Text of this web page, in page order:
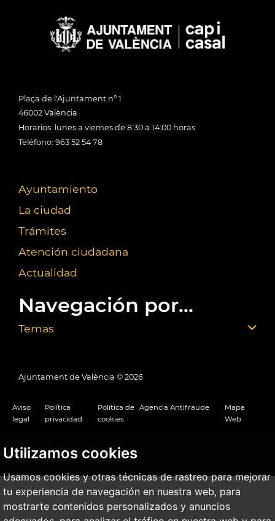
Utilizamos cookies
Usamos cookies y otras técnicas de rastreo para mejorar
tu experiencia de navegación en nuestra web, para
mostrarte contenidos personalizados y anuncios
Plaça de l'Ajuntament nº 1
46002 València
Horarios: lunes a viernes de 8:30 a 14:00 horas
Teléfono: 963 52 54 78
Ayuntamiento
La ciudad
Trámites
Atención ciudadana
Actualidad
Navegación por...
Temas
Ajuntament de València © 2026
Aviso
legal
Política
privacidad
Política de
cookies
Agencia Antifraude
Mapa
Web